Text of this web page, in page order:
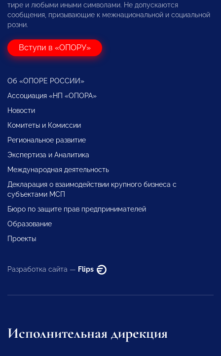
тире и любыми иными символами. Не допускаются
сообщения, призывающие к межнациональной и социальной
розни.
Вступи в «ОПОРУ»
Об «ОПОРЕ РОССИИ»
Ассоциация «НП «ОПОРА»
Новости
Комитеты и Комиссии
Региональное развитие
Экспертиза и Аналитика
Международная деятельность
Декларация о взаимодействии крупного бизнеса с
субъектами МСП
Бюро по защите прав предпринимателей
Образование
Проекты
Разработка сайта — Flips
Исполнительная дирекция